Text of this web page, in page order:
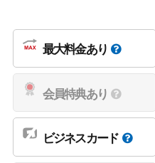
最大料金あり
会員特典あり
ビジネスカード